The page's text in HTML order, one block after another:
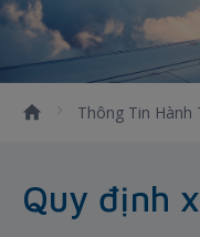
Thông Tin Hành
Quy định